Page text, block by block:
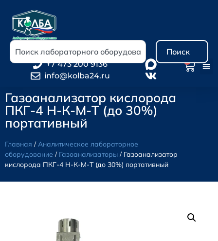
Поиск
+7 473 200 9136
info@kolba24.ru
Газоанализатор кислорода
ПКГ-4 Н-К-М-Т (до 30%)
портативный
Главная /Аналитическое лабораторное
оборудование / Газоанализаторы / Газоанализатор
кислорода ПКГ-4 Н-К-М-Т (до 30%) портативный